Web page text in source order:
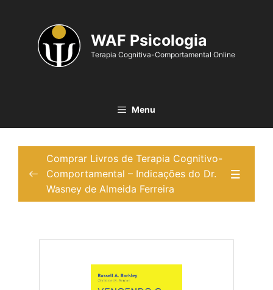
WAF Psicologia
Terapia Cognitiva-Comportamental Online
Menu
Comprar livros de TCC para iniciantes
Comprar livros de TCC para depressão
Comprar Livros de Terapia Cognitivo-
Comportamental – Indicações do Dr.
Wasney de Almeida Ferreira